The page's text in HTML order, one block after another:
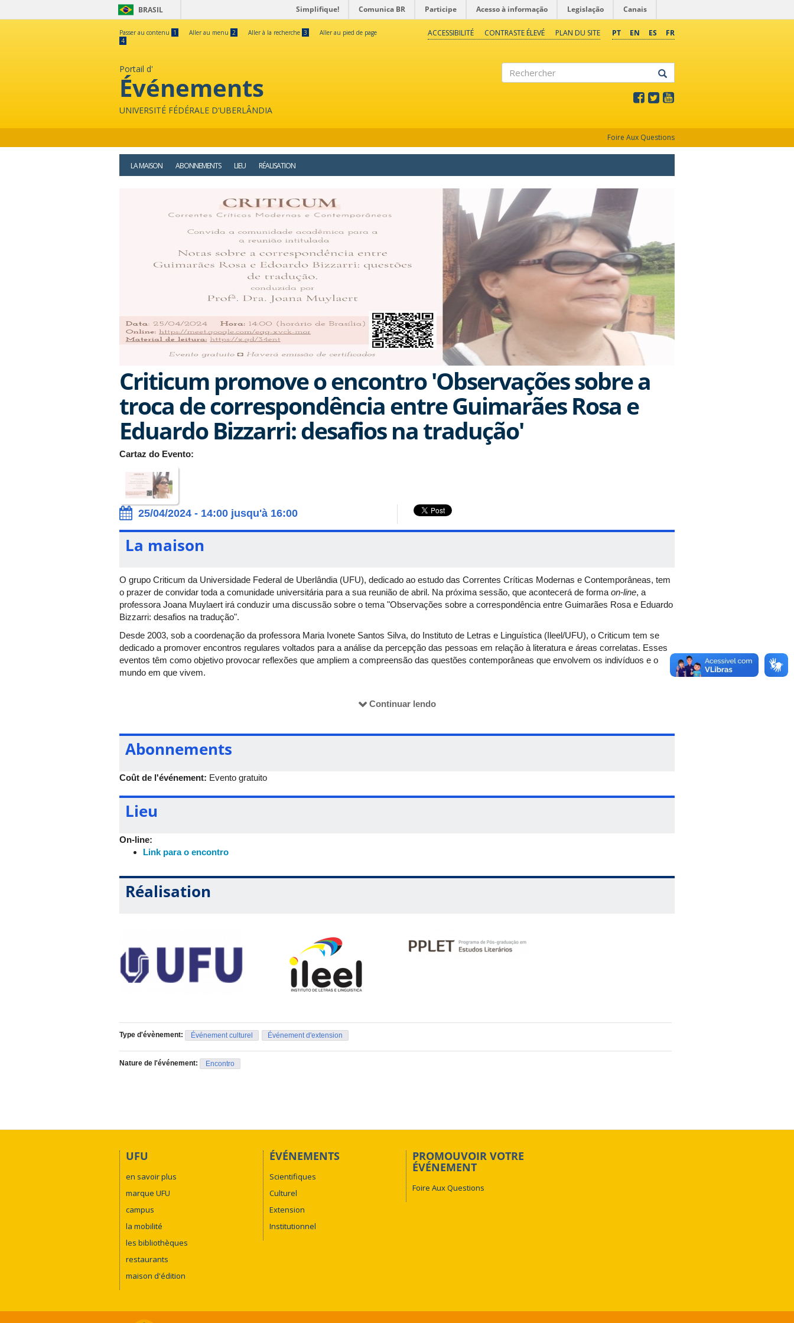
BRASIL Simplifique! Comunica BR Participe Acesso à informação Legislação Canais
Passer au contenu 1 Aller au menu 2 Aller à la recherche 3
Aller au pied de page
4
PT EN ES FR
ACCESSIBILITÉ CONTRASTE ÉLEVÉ PLAN DU SITE
Portail d'
Événements
UNIVERSITÉ FÉDÉRALE D'UBERLÂNDIA
Foire Aux Questions
LA MAISON ABONNEMENTS LIEU RÉALISATION
Criticum promove o encontro 'Observações sobre a
troca de correspondência entre Guimarães Rosa e
Eduardo Bizzarri: desafios na tradução'
Cartaz do Evento:
25/04/2024 - 14:00 jusqu'à 16:00
La maison
O grupo Criticum da Universidade Federal de Uberlândia (UFU), dedicado ao estudo das Correntes Críticas Modernas e Contemporâneas, tem
o prazer de convidar toda a comunidade universitária para a sua reunião de abril. Na próxima sessão, que acontecerá de forma on-line, a
professora Joana Muylaert irá conduzir uma discussão sobre o tema "Observações sobre a correspondência entre Guimarães Rosa e Eduardo
Bizzarri: desafios na tradução".
Desde 2003, sob a coordenação da professora Maria Ivonete Santos Silva, do Instituto de Letras e Linguística (Ileel/UFU), o Criticum tem se
dedicado a promover encontros regulares voltados para a análise da percepção das pessoas em relação à literatura e áreas correlatas. Esses
eventos têm como objetivo provocar reflexões que ampliem a compreensão das questões contemporâneas que envolvem os indivíduos e o
mundo em que vivem.
e a participação garantirá a emissão de certificados. Continuar lendo
Abonnements
Coût de l'événement: Evento gratuito
Lieu
On-line:
Link para o encontro
Réalisation
Type d'évènement: Événement culturel Événement d'extension
Nature de l'événement: Encontro
UFU
en savoir plus
marque UFU
campus
la mobilité
les bibliothèques
restaurants
maison d'édition
ÉVÉNEMENTS
Scientifiques
Culturel
Extension
Institutionnel
PROMOUVOIR VOTRE
ÉVÉNEMENT
Foire Aux Questions